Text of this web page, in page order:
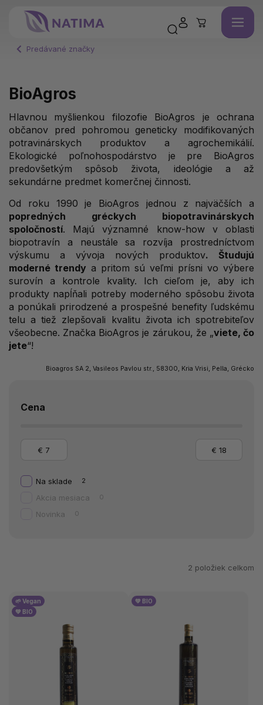
Predávané značky
BioAgros
Hlavnou myšlienkou filozofie BioAgros je ochrana
občanov pred pohromou geneticky modifikovaných
potravinárskych produktov a agrochemikálií.
Ekologické poľnohospodárstvo je pre BioAgros
predovšetkým spôsob života, ideológie a až
sekundárne predmet komerčnej činnosti.
Od roku 1990 je BioAgros jednou z najväčších a
popredných gréckych biopotravinárskych
spoločností. Majú významné know-how v oblasti
biopotravín a neustále sa rozvíja prostredníctvom
výskumu a vývoja nových produktov. Študujú
moderné trendy a pritom sú veľmi prísni vo výbere
surovín a kontrole kvality. Ich cieľom je, aby ich
produkty napĺňali potreby moderného spôsobu života
a ponúkali prirodzené a prospešné benefity ľudskému
telu a tiež zlepšovali kvalitu života ich spotrebiteľov
všeobecne. Značka BioAgros je zárukou, že „viete, čo
jete“!
Bioagros SA 2, Vasileos Pavlou str., 58300, Kria Vrisi, Pella, Grécko
Cena
€ 7 €18
Na sklade 2
Akcia mesiaca 0
Novinka 0
2 položiek celkom
🌱 Vegan
💚 BIO
💚 BIO